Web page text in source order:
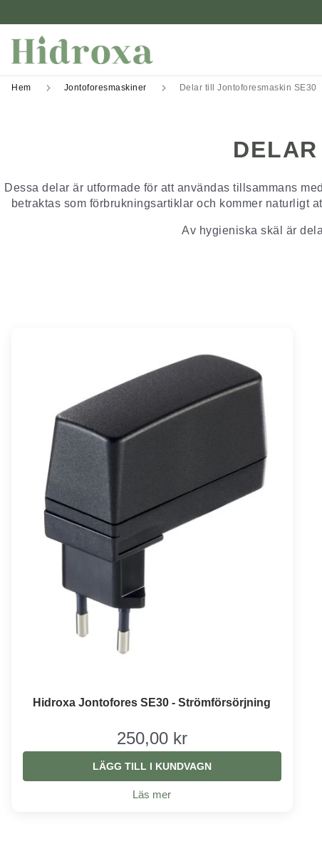
Hem Jontoforesmaskiner Delar till Jontoforesmaskin SE30
Dessa delar är utformade för att användas tillsammans
betraktas som förbrukningsartiklar och kommer naturligt
Av hygieniska skäl är
Hidroxa Jontofores SE30 - Strömförsörjning
250,00 kr
LÄGG TILL I KUNDVAGN
Läs mer